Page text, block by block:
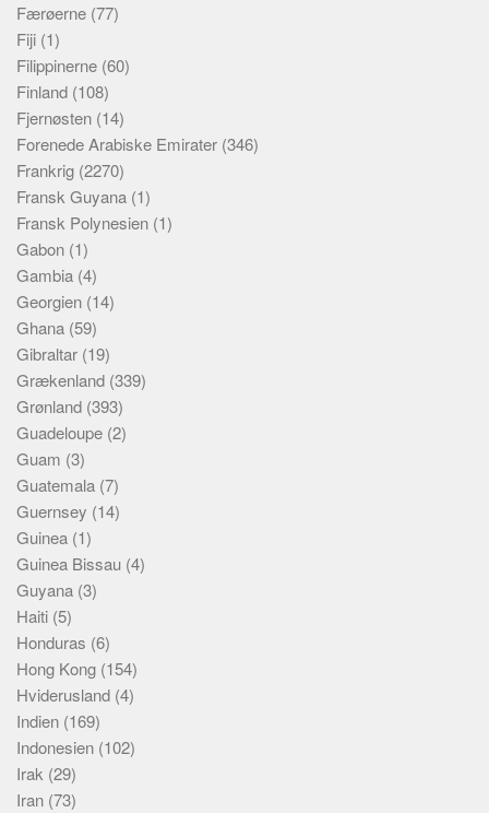
Færøerne (77)
Fiji (1)
Filippinerne (60)
Finland (108)
Fjernøsten (14)
Forenede Arabiske Emirater (346)
Frankrig (2270)
Fransk Guyana (1)
Fransk Polynesien (1)
Gabon (1)
Gambia (4)
Georgien (14)
Ghana (59)
Gibraltar (19)
Grækenland (339)
Grønland (393)
Guadeloupe (2)
Guam (3)
Guatemala (7)
Guernsey (14)
Guinea (1)
Guinea Bissau (4)
Guyana (3)
Haiti (5)
Honduras (6)
Hong Kong (154)
Hviderusland (4)
Indien (169)
Indonesien (102)
Irak (29)
Iran (73)